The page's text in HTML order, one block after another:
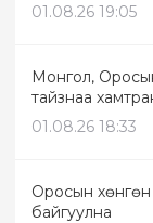
01.08.26 19:05
Монгол,
тайзнаа
01.08.26 18:33
Оросын
байгуулна